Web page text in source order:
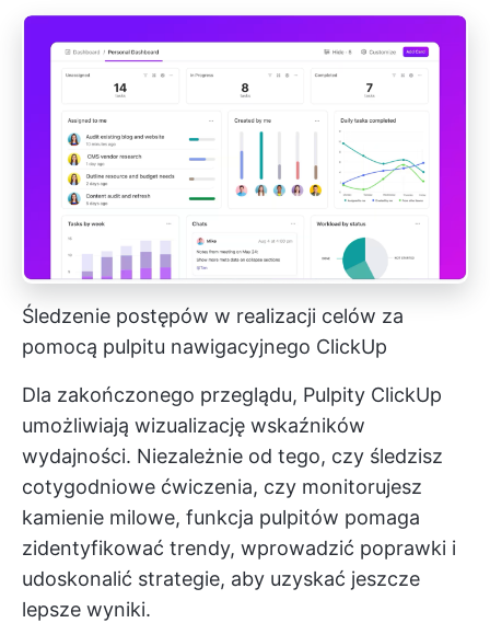
Śledzenie postępów w realizacji celów za
pomocą pulpitu nawigacyjnego ClickUp
Dla zakończonego przeglądu, Pulpity ClickUp
umożliwiają wizualizację wskaźników
wydajności. Niezależnie od tego, czy śledzisz
cotygodniowe ćwiczenia, czy monitorujesz
kamienie milowe, funkcja pulpitów pomaga
zidentyfikować trendy, wprowadzić poprawki i
udoskonalić strategie, aby uzyskać jeszcze
lepsze wyniki.